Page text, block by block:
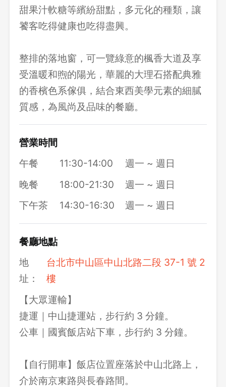
甜果汁軟糖等繽紛甜點，多元化的種類，讓
饕客吃得健康也吃得盡興。
整排的落地窗，可一覽綠意的楓香大道及享
受溫暖和煦的陽光，華麗的大理石搭配典雅
的香檳色系傢俱，結合東西美學元素的細膩
質感，為風尚及品味的餐廳。
營業時間
午餐
11:30-14:00
週一 ~ 週日
晚餐
18:00-21:30
週一 ~ 週日
下午茶
14:30-16:30 週一 ~ 週日
餐廳地點
地
址：
台北市中山區中山北路二段 37-1 號 2
樓
【大眾運輸】
捷運｜中山捷運站，步行約 3 分鐘。
公車｜國賓飯店站下車，步行約 3 分鐘。
【自行開車】飯店位置座落於中山北路上，
介於南京東路與長春路間。